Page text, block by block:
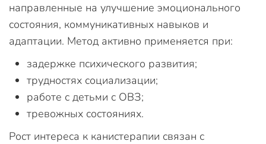
направленные на улучшение эмоционального
состояния, коммуникативных навыков и
адаптации. Метод активно применяется при:
задержке психического развития;
трудностях социализации;
работе с детьми с ОВЗ;
тревожных состояниях.
Рост интереса к канистерапии связан с